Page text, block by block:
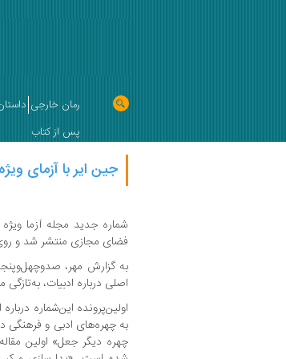
رمان خارجی
پس از کتاب
جین ایر با آزمای ویژه
فضای مجازی منتشر شد و
اصلی درباره ادبیات،
اولین‌پرونده این‌شماره
به چهره‌های ادبی و
چهره دیگر جعل» اولین